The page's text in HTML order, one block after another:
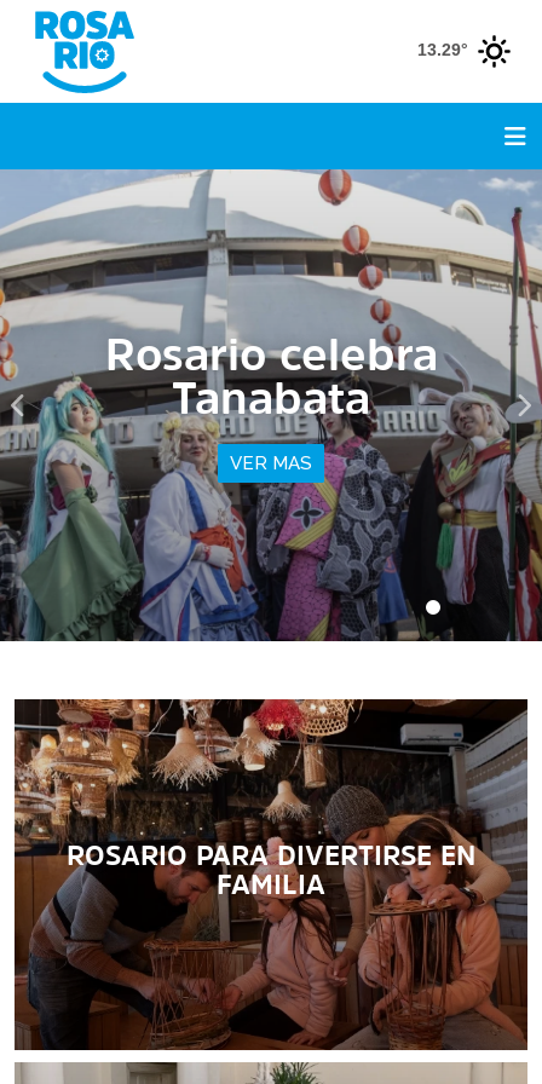
13.29°
Finde largo de agosto:
festejamos las
infancias con grandes
eventos
VER MAS
ROSARIO PARA DIVERTIRSE EN
FAMILIA